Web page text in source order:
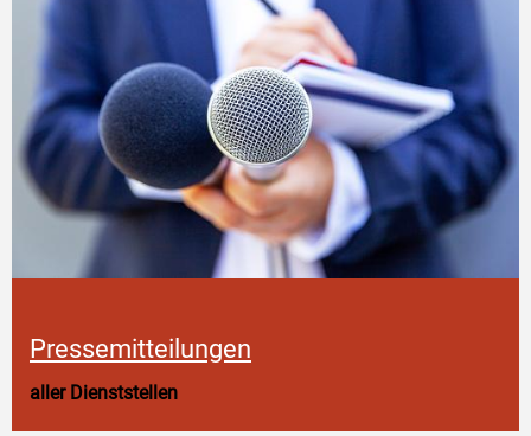
Pressemitteilungen
aller Dienststellen